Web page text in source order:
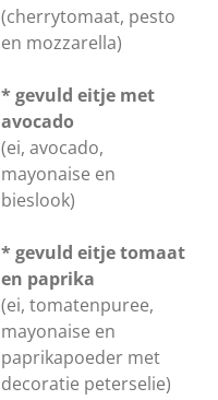
(cherrytomaat, pesto
en mozzarella)
* gevuld eitje met
avocado
(ei, avocado,
mayonaise en
bieslook)
* gevuld eitje tomaat
en paprika
(ei, tomatenpuree,
mayonaise en
paprikapoeder met
decoratie peterselie)